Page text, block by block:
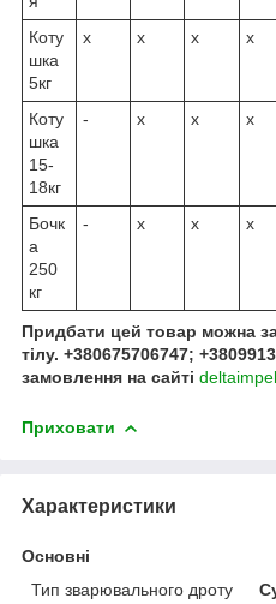
Коту
шка
5кг
x х х х
Коту
шка
15-
18кг
- х х х
Бочк
а
250
кг
- x x x
Придбати цей товар можна
тілу. +380675706747;
замовлення на сайті
Приховати
Характеристики
Основні
Тип зварювального дроту